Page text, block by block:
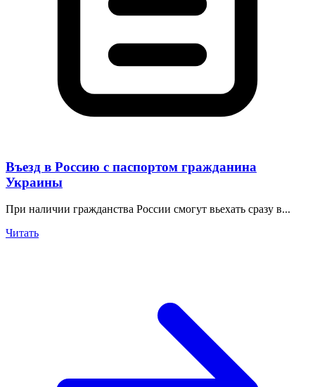
Въезд в Россию с паспортом гражданина
Украины
При наличии гражданства России смогут вьехать сразу в...
Читать